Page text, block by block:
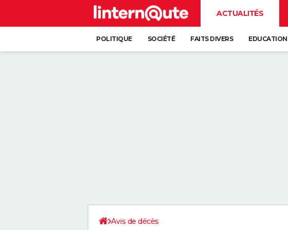
ACTUALITÉS
POLITIQUE SOCIÉTÉ FAITS DIVERS EDUCATION
Avis de décès